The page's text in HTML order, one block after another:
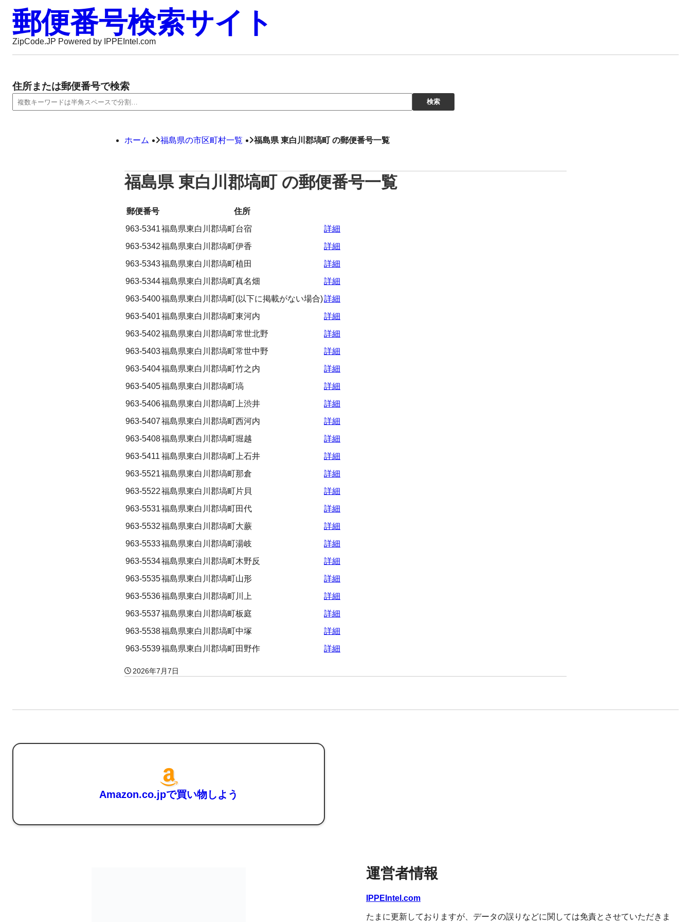
郵便番号検索サイト
ZipCode.JP Powered by IPPEIntel.com
住所または郵便番号で検索
ホーム 福島県の市区町村一覧 福島県 東白川郡塙町 の郵便番号一覧
福島県 東白川郡塙町 の郵便番号一覧
郵便番号
住所
963-5341福島県東白川郡塙町台宿
詳細
963-5342福島県東白川郡塙町伊香
詳細
963-5343福島県東白川郡塙町植田
詳細
963-5344福島県東白川郡塙町真名畑
詳細
963-5400福島県東白川郡塙町(以下に掲載がない場合)詳細
963-5401福島県東白川郡塙町東河内
詳細
963-5402福島県東白川郡塙町常世北野
詳細
963-5403福島県東白川郡塙町常世中野
詳細
963-5404福島県東白川郡塙町竹之内
詳細
963-5405福島県東白川郡塙町塙
詳細
963-5406福島県東白川郡塙町上渋井
詳細
963-5407福島県東白川郡塙町西河内
詳細
963-5408福島県東白川郡塙町堀越
詳細
963-5411 福島県東白川郡塙町上石井
詳細
963-5521福島県東白川郡塙町那倉
詳細
963-5522福島県東白川郡塙町片貝
詳細
963-5531福島県東白川郡塙町田代
詳細
963-5532福島県東白川郡塙町大蕨
詳細
963-5533福島県東白川郡塙町湯岐
詳細
963-5534福島県東白川郡塙町木野反
詳細
963-5535福島県東白川郡塙町山形
詳細
963-5536福島県東白川郡塙町川上
詳細
963-5537福島県東白川郡塙町板庭
詳細
963-5538福島県東白川郡塙町中塚
詳細
963-5539福島県東白川郡塙町田野作 詳細
2026年7月7日
Amazon.co.jpで買い物しよう
運営者情報
IPPEIntel.com
たまに更新しておりますが、データの誤りなどに関しては免責とさせていただきま